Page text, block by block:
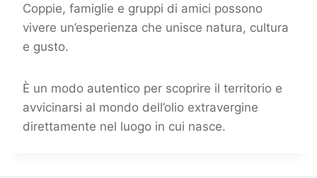
Coppie, famiglie e gruppi di amici possono
vivere un’esperienza che unisce natura, cultura
e gusto.
È un modo autentico per scoprire il territorio e
avvicinarsi al mondo dell’olio extravergine
direttamente nel luogo in cui nasce.